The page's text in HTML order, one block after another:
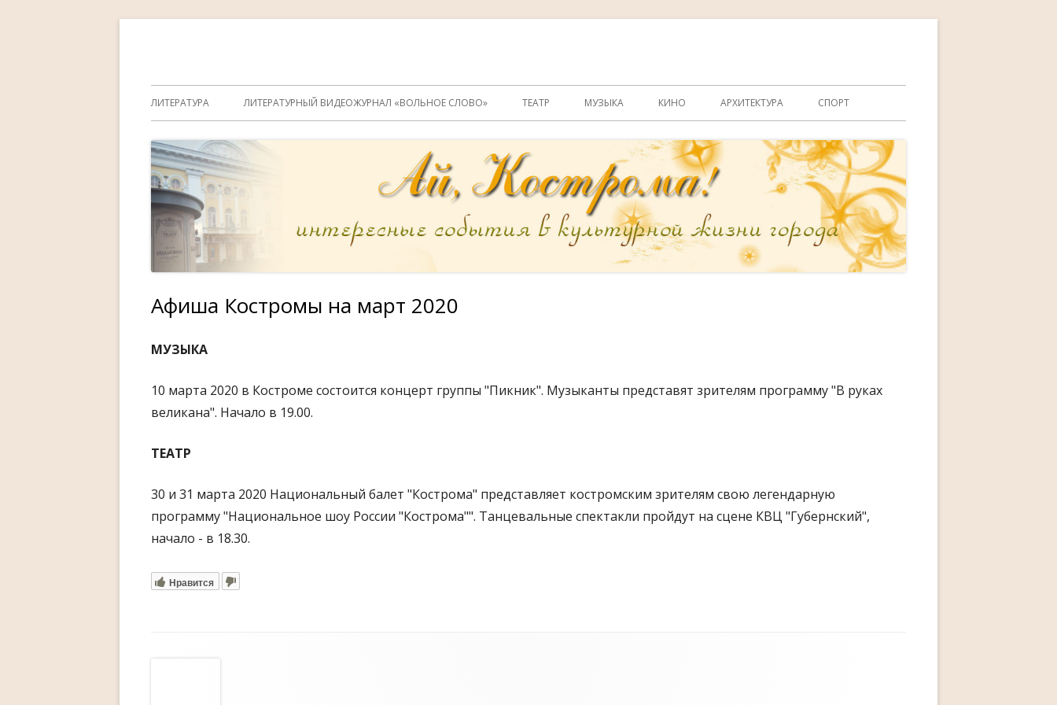
Основное
меню
ЛИТЕРАТУРА ЛИТЕРАТУРНЫЙ ВИДЕОЖУРНАЛ «ВОЛЬНОЕ СЛОВО» ТЕАТР МУЗЫКА КИНО АРХИТЕКТУРА СПОРТ
Афиша Костромы на март 2020
МУЗЫКА
10 марта 2020 в Костроме состоится концерт группы "Пикник". Музыканты представят зрителям программу "В руках
великана". Начало в 19.00.
ТЕАТР
30 и 31 марта 2020 Национальный балет "Кострома" представляет костромским зрителям свою легендарную
программу "Национальное шоу России "Кострома"". Танцевальные спектакли пройдут на сцене КВЦ "Губернский",
начало - в 18.30.
Нравится